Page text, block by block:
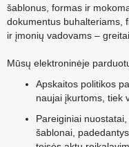
šablonus, formas ir
dokumentus buhalteriams,
ir įmonių vadovams –
Mūsų elektroninėje
Apskaitos politikos
naujai įkurtoms, tiek
Pareiginiai
šablonai,